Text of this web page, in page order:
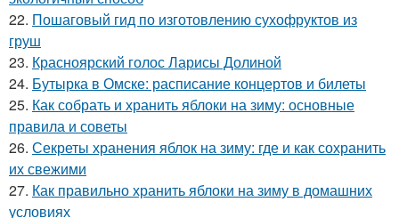
22. Пошаговый гид по изготовлению сухофруктов из
груш
23. Красноярский голос Ларисы Долиной
24. Бутырка в Омске: расписание концертов и билеты
25. Как собрать и хранить яблоки на зиму: основные
правила и советы
26. Секреты хранения яблок на зиму: где и как сохранить
их свежими
27. Как правильно хранить яблоки на зиму в домашних
условиях